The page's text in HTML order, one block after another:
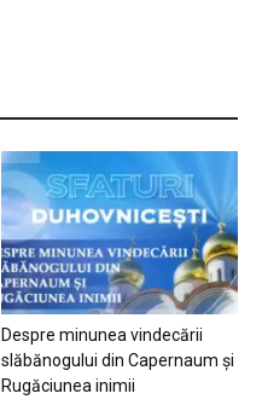
Despre minunea vindecării
slăbănogului din Capernaum și
Rugăciunea inimii